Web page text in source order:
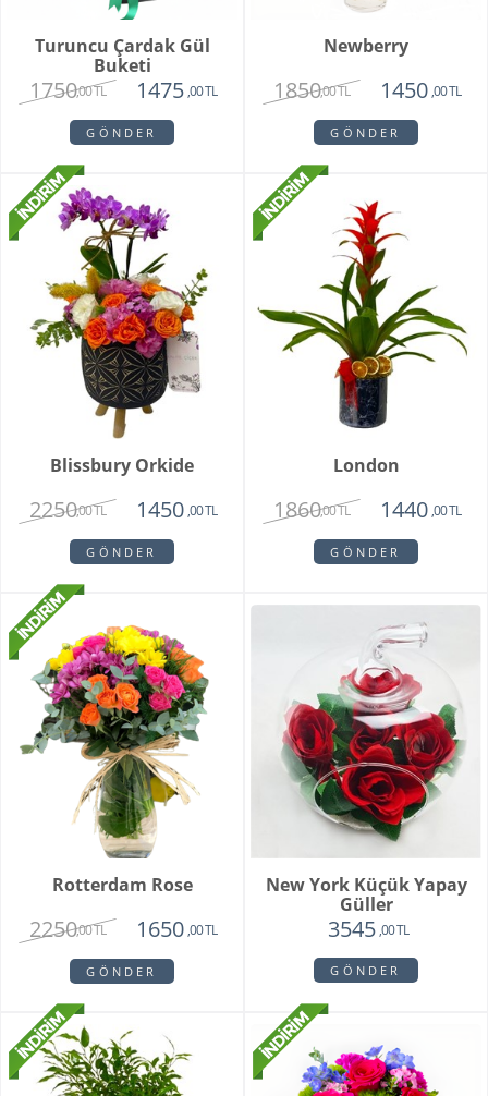
Turuncu Çardak Gül
Buketi
1750,00 TL 1475 ,00 TL
GÖNDER
Newberry
1850,00 TL 1450 ,00 TL
GÖNDER
Blissbury Orkide
2250,00 TL 1450 ,00 TL
GÖNDER
London
1860,00 TL 1440 ,00 TL
GÖNDER
Rotterdam Rose
2250,00 TL 1650 ,00 TL
GÖNDER
New York Küçük Yapay
Güller
3545 ,00 TL
GÖNDER